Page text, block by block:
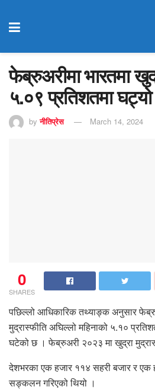
फेब्रुअरीमा भारतमा
५.०९ प्रतिशतमा घट्यो
by नीतिप्रेस March 14, 2024
0
SHARES
पछिल्लो आधिकारिक तथ्याङ्क अनुसार
मुद्रास्फीति अघिल्लो महिनाको ५.१०
घटेको छ । फेब्रुअरी २०२३ मा खुद्रा
देशभरका एक हजार ११४ सहरी बजार र एक
सङ्कलन गरिएको थियो ।